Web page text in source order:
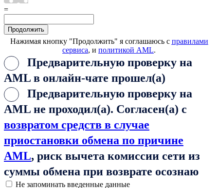
=
Нажимая кнопку "Продолжить" я соглашаюсь с правилами
сервиса, и политикой AML.
Предварительную проверку на
AML в онлайн-чате прошел(а)
Предварительную проверку на
AML не проходил(а). Согласен(а) с
возвратом средств в случае
приостановки обмена по причине
AML, риск вычета комиссии сети из
суммы обмена при возврате осознаю
Не запоминать введенные данные